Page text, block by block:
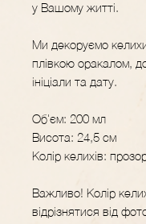
у Вашому житті.
Ми декоруємо
плівкою оракалом,
ініціали та дату.
Об'єм: 200 мл
Висота: 24,5 см
Колір келихів:
Важливо! Колір
відрізнятися від